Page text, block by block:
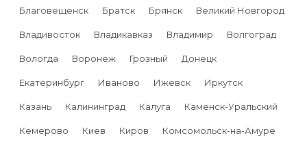
Благовещенск Братск Брянск Великий Новгород
Владивосток Владикавказ Владимир Волгоград
Вологда Воронеж Грозный Донецк
Екатеринбург Иваново Ижевск Иркутск
Казань Калининград Калуга Каменск-Уральский
Кемерово Киев Киров Комсомольск-на-Амуре